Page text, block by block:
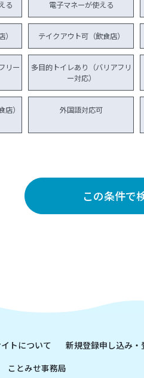
る 電子マネーが使える
テイクアウト可（飲食店）
リー
多目的トイレあり（バリアフリ
ー対応）
） 外国語対応可
この条件で
トについて 新規登録申し込み
ことみせ事務局